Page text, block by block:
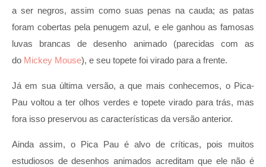
a ser negros, assim como suas penas na cauda; as patas
foram cobertas pela penugem azul, e ele ganhou as famosas
luvas brancas de desenho animado (parecidas com as
do Mickey Mouse), e seu topete foi virado para a frente.
Já em sua última versão, a que mais conhecemos, o Pica-
Pau voltou a ter olhos verdes e topete virado para trás, mas
fora isso preservou as características da versão anterior.
Ainda assim, o Pica Pau é alvo de críticas, pois muitos
estudiosos de desenhos animados acreditam que ele não é